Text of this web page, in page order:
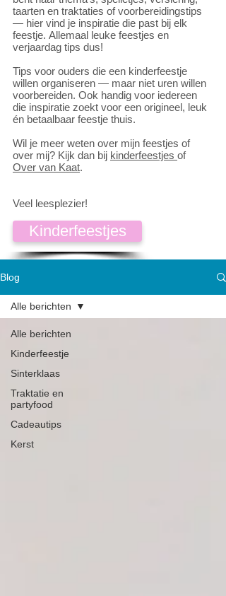
taarten en traktaties of voorbereidingstips
— hier vind je inspiratie die past bij elk
feestje. Allemaal leuke feestjes en
verjaardag tips dus!
Tips voor ouders die een kinderfeestje
willen organiseren — maar niet uren willen
voorbereiden. Ook handig voor iedereen
die inspiratie zoekt voor een origineel, leuk
én betaalbaar feestje thuis.
Wil je meer weten over mijn feestjes of
over mij? Kijk dan bij kinderfeestjes of
Over van Kaat.
Veel leesplezier!
Kinderfeestjes
Blog
Alle berichten
Kinderfeestje
Sinterklaas
Traktatie en
partyfood
Cadeautips
Kerst
Alle berichten